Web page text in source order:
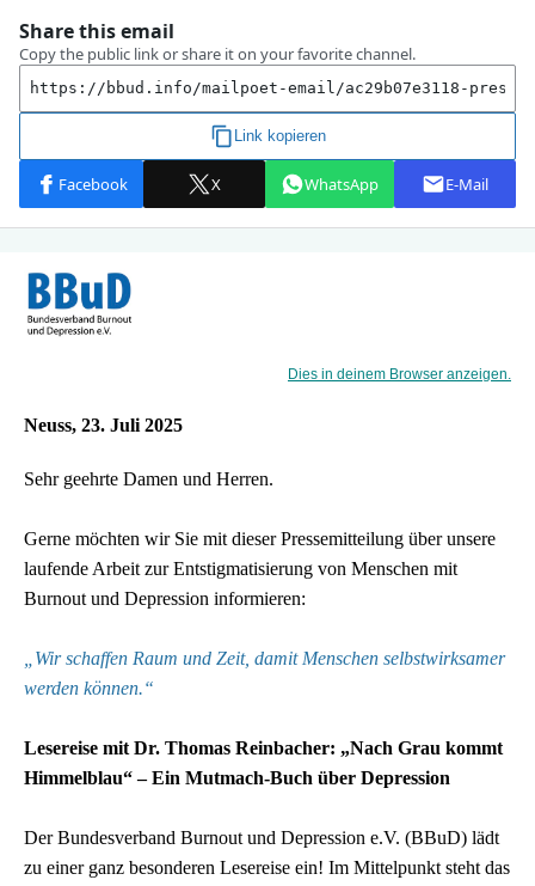
Dies in deinem Browser anzeigen.
Neuss, 23. Juli 2025
Sehr geehrte Damen und Herren.
Gerne möchten wir Sie mit dieser Pressemitteilung über unsere
laufende Arbeit zur Entstigmatisierung von Menschen mit
Burnout und Depression informieren:
„Wir schaffen Raum und Zeit, damit Menschen selbstwirksamer
werden können.“
Lesereise mit Dr. Thomas Reinbacher: „Nach Grau kommt
Himmelblau“ – Ein Mutmach-Buch über Depression
Der Bundesverband Burnout und Depression e.V. (BBuD) lädt
zu einer ganz besonderen Lesereise ein! Im Mittelpunkt steht das